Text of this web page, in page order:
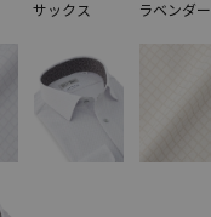
サックス
ラベンダー